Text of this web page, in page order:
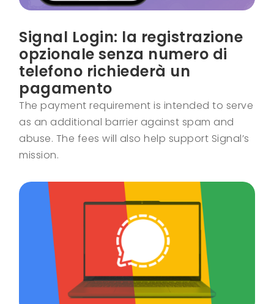
Signal Login: la registrazione
opzionale senza numero di
telefono richiederà un
pagamento
The payment requirement is intended to serve
as an additional barrier against spam and
abuse. The fees will also help support Signal’s
mission.